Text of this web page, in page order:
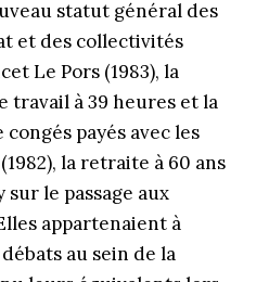
statut général des
et des collectivités
Le Pors (1983), la
travail à 39 heures et la
payés avec les
la retraite à 60 ans
sur le passage aux
appartenaient à
au sein de la